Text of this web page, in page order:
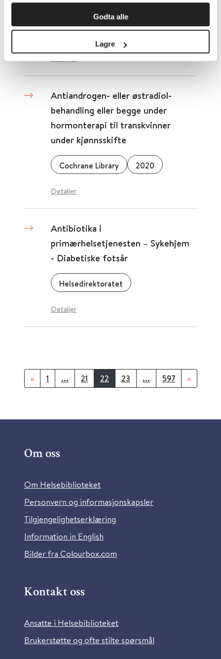
Godta alle
Lagre
Anskaffelsesloven
Lovdata 2016
Antiandrogen- eller østradiol-
behandling eller begge under
hormonterapi til transkvinner
under kjønnsskifte
Cochrane Library 2020
Detaljer
Antibiotika i
primærhelsetjenesten – Sykehjem
- Diabetiske fotsår
Helsedirektoratet
Detaljer
« 1 ... 21 22 23 ... 597 »
Om oss
Om Helsebiblioteket
Personvern og informasjonskapsler
Tilgjengelighetserklæring
Information in English
Bilder fra Colourbox.com
Kontakt oss
Ansatte i Helsebiblioteket
Brukerstøtte og ofte stilte spørsmål